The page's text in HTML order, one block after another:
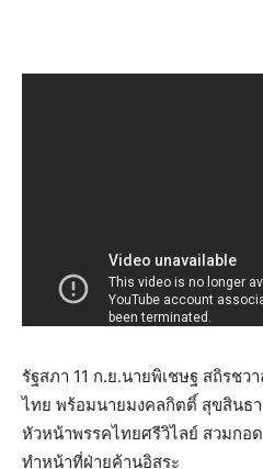
รัฐสภา 11 ก.ย.นายพิเชษฐ สถิรช
ไทย พร้อมนายมงคลกิตติ์ สุขสินธ
หัวหน้าพรรคไทยศรีวิไลย์ สวมกอ
ทำหน้าที่ฝ่ายค้านอิสระ